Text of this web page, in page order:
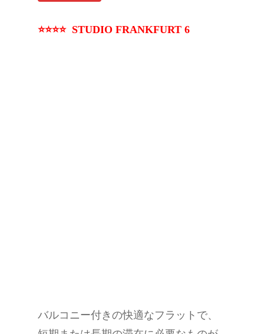
⭐⭐⭐⭐ STUDIO FRANKFURT 6
バルコニー付きの快適なフラットで、